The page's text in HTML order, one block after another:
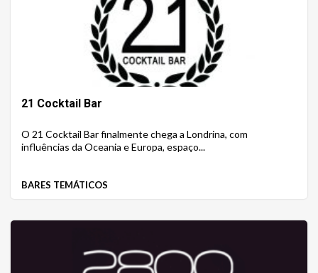
21 Cocktail Bar
O 21 Cocktail Bar finalmente chega a Londrina, com
influências da Oceania e Europa, espaço...
BARES TEMÁTICOS